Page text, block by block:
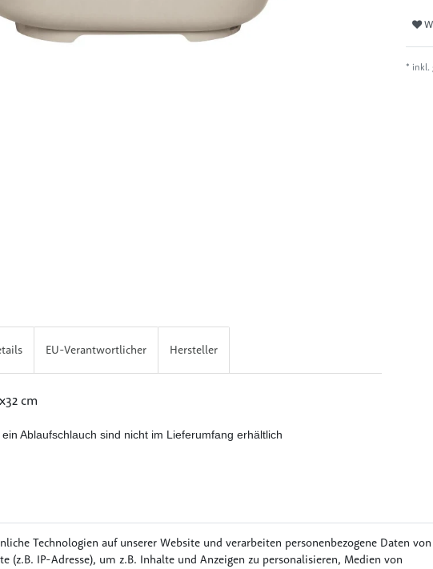
* inkl.
EU-Verantwortlicher Hersteller
cm
Ablaufschlauch sind nicht im Lieferumfang erhältlich
Technologien auf unserer Website und verarbeiten personenbezogene Daten von
(z.B. IP-Adresse), um z.B. Inhalte und Anzeigen zu personalisieren, Medien von